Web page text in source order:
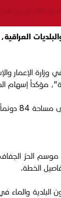
#الحكومة
مياه الشرب لـ 800 ألف
متر مكعب بالساعة.
الحرّ
الخطة.
البلدية